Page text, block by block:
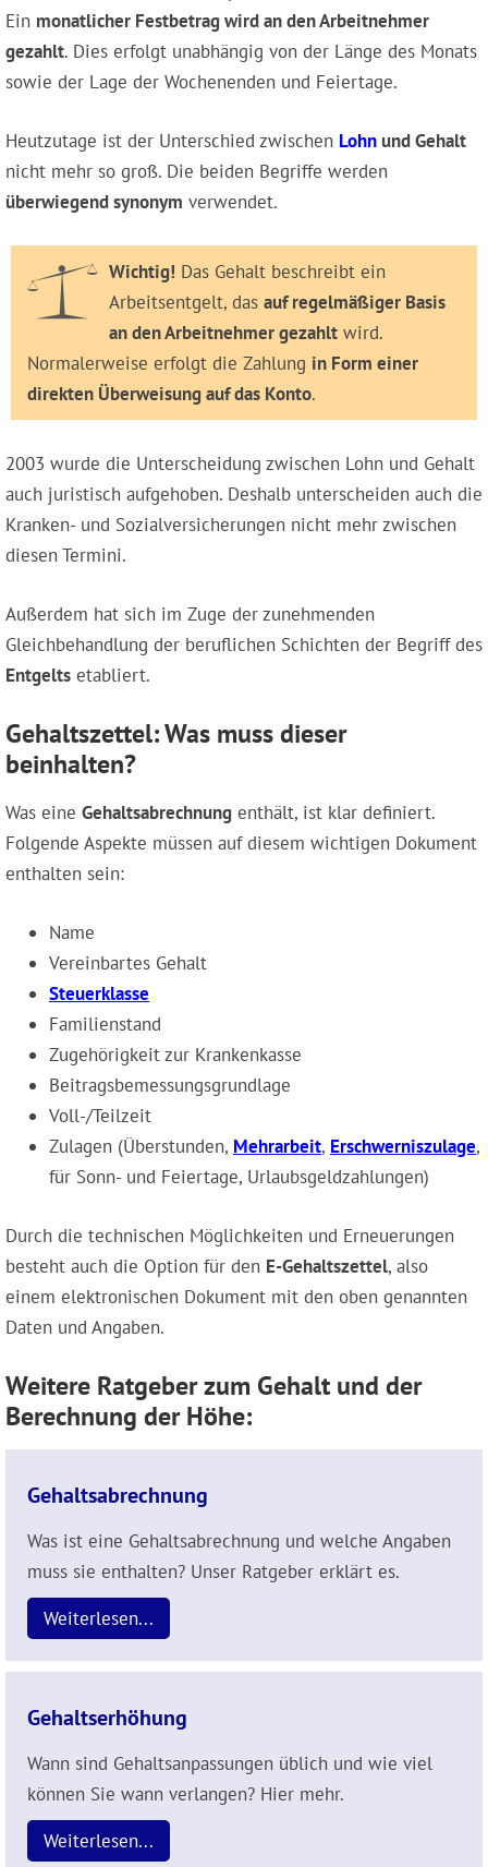
Ein monatlicher Festbetrag wird an den Arbeitnehmer
gezahlt. Dies erfolgt unabhängig von der Länge des Monats
sowie der Lage der Wochenenden und Feiertage.
Heutzutage ist der Unterschied zwischen Lohn und Gehalt
nicht mehr so groß. Die beiden Begriffe werden
überwiegend synonym verwendet.
Wichtig! Das Gehalt beschreibt ein
Arbeitsentgelt, das auf regelmäßiger Basis
an den Arbeitnehmer gezahlt wird.
Normalerweise erfolgt die Zahlung in Form einer
direkten Überweisung auf das Konto.
2003 wurde die Unterscheidung zwischen Lohn und Gehalt
auch juristisch aufgehoben. Deshalb unterscheiden auch die
Kranken- und Sozialversicherungen nicht mehr zwischen
diesen Termini.
Außerdem hat sich im Zuge der zunehmenden
Gleichbehandlung der beruflichen Schichten der Begriff des
Entgelts etabliert.
Gehaltszettel: Was muss dieser
beinhalten?
Was eine Gehaltsabrechnung enthält, ist klar definiert.
Folgende Aspekte müssen auf diesem wichtigen Dokument
enthalten sein:
Name
Vereinbartes Gehalt
Steuerklasse
Familienstand
Zugehörigkeit zur Krankenkasse
Beitragsbemessungsgrundlage
Voll-/Teilzeit
Zulagen (Überstunden, Mehrarbeit, Erschwerniszulage,
für Sonn- und Feiertage, Urlaubsgeldzahlungen)
Durch die technischen Möglichkeiten und Erneuerungen
besteht auch die Option für den E-Gehaltszettel, also
einem elektronischen Dokument mit den oben genannten
Daten und Angaben.
Weitere Ratgeber zum Gehalt und der
Berechnung der Höhe:
Gehaltsabrechnung
Was ist eine Gehaltsabrechnung und welche Angaben
muss sie enthalten? Unser Ratgeber erklärt es.
Weiterlesen...
Gehaltserhöhung
Wann sind Gehaltsanpassungen üblich und wie viel
können Sie wann verlangen? Hier mehr.
Weiterlesen...